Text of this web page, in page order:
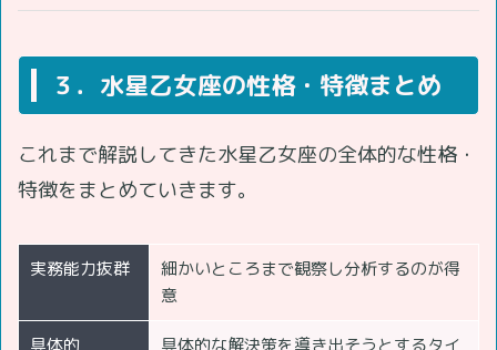
３．水星乙女座の性格・特徴まとめ
これまで解説してきた水星乙女座の全体的な性格・
特徴をまとめていきます。
実務能力抜群
細かいところまで観察し分析するのが得
意
具体的
具体的な解決策を導き出そうとするタイ